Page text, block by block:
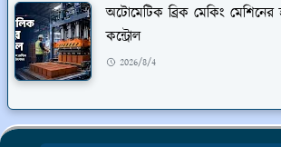
অটোমেটিক ব্রিক মেকিং মেশিনের
কন্ট্রোল
2026/8/4